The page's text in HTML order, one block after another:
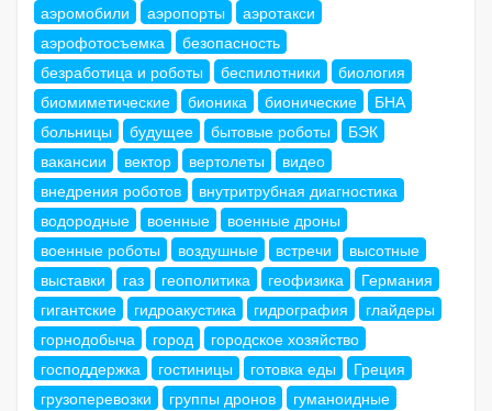
аэромобили
аэропорты
аэротакси
аэрофотосъемка
безопасность
безработица и роботы
беспилотники
биология
биомиметические
бионика бионические
БНА
больницы
будущее бытовые роботы
БЭК
вакансии
вектор вертолеты
видео
внедрения роботов
внутритрубная диагностика
водородные
военные
военные дроны
военные роботы
воздушные встречи
высотные
выставки
газ геополитика геофизика
Германия
гигантские
гидроакустика гидрография
глайдеры
горнодобыча
город
городское хозяйство
господдержка
гостиницы готовка еды
Греция
грузоперевозки
группы дронов
гуманоидные